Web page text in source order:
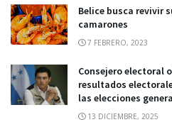
Belice busca revivir
camarones
7 FEBRERO, 2023
Consejero electoral
resultados
las elecciones
13 DICIEMBRE, 2025